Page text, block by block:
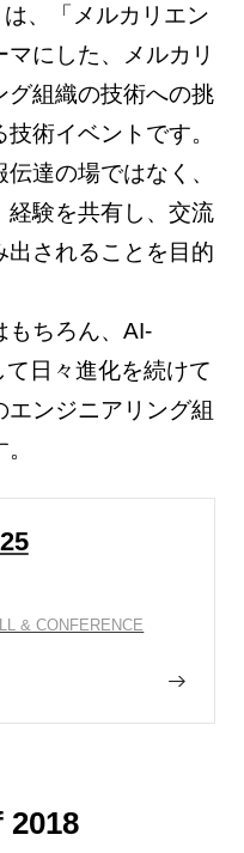
、「メルカリエン
にした、メルカリ
グ組織の技術への挑
術イベントです。
達の場ではなく、
経験を共有し、交流
出されることを目的
もちろん、AI-
日々進化を続けて
ンジニアリング組
& CONFERENCE
2018